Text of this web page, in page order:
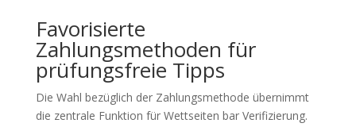
Favorisierte
Zahlungsmethoden für
prüfungsfreie Tipps
Die Wahl bezüglich der Zahlungsmethode übernimmt
die zentrale Funktion für Wettseiten bar Verifizierung.